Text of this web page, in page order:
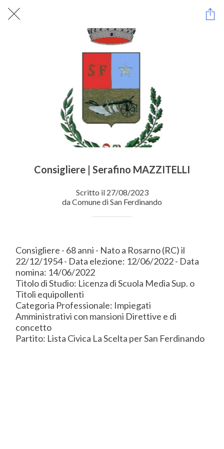
Consigliere | Serafino MAZZITELLI
Scritto il 27/08/2023
da Comune di San Ferdinando
Consigliere - 68 anni - Nato a Rosarno (RC) il
22/12/1954 - Data elezione: 12/06/2022 - Data
nomina: 14/06/2022
Titolo di Studio: Licenza di Scuola Media Sup. o
Titoli equipollenti
Categoria Professionale: Impiegati
Amministrativi con mansioni Direttive e di
concetto
Partito: Lista Civica La Scelta per San Ferdinando